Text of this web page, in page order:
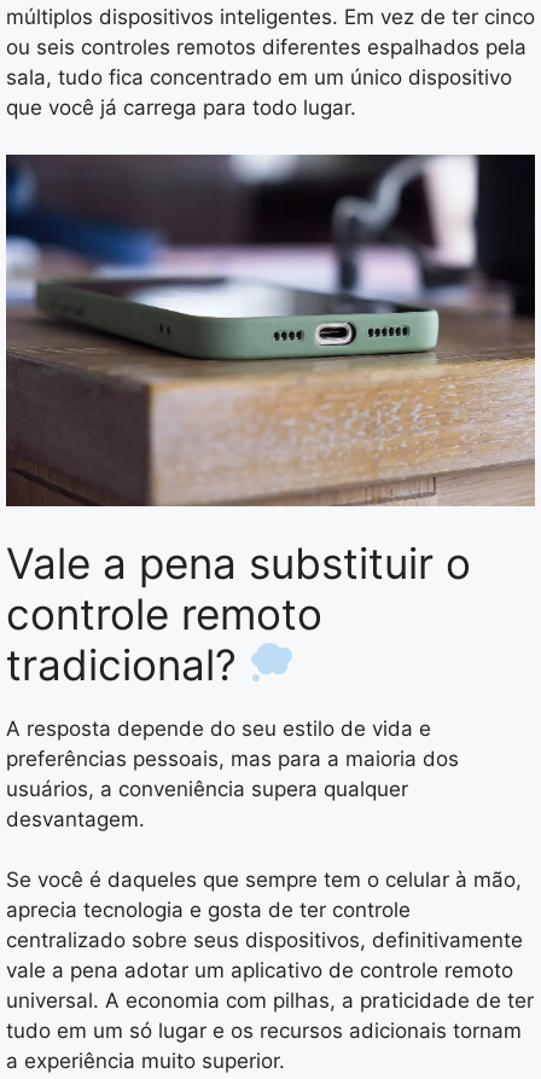
múltiplos dispositivos inteligentes. Em vez de ter cinco
ou seis controles remotos diferentes espalhados pela
sala, tudo fica concentrado em um único dispositivo
que você já carrega para todo lugar.
Vale a pena substituir o
controle remoto
tradicional?
A resposta depende do seu estilo de vida e
preferências pessoais, mas para a maioria dos
usuários, a conveniência supera qualquer
desvantagem.
Se você é daqueles que sempre tem o celular à mão,
aprecia tecnologia e gosta de ter controle
centralizado sobre seus dispositivos, definitivamente
vale a pena adotar um aplicativo de controle remoto
universal. A economia com pilhas, a praticidade de ter
tudo em um só lugar e os recursos adicionais tornam
a experiência muito superior.